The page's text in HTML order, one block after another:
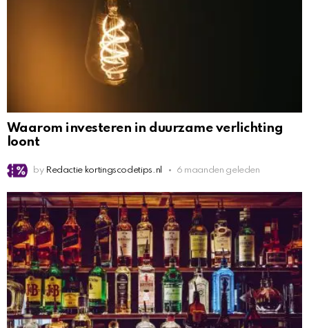
Waarom investeren in duurzame verlichting
loont
by Redactie kortingscodetips.nl 6 maanden geleden